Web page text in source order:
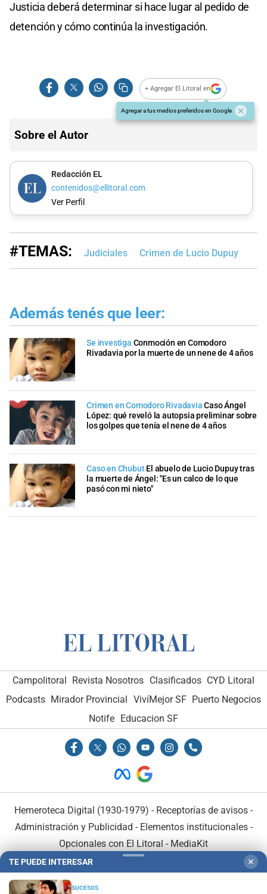
Justicia deberá determinar si hace lugar al pedido de
detención y cómo continúa la investigación.
+ Agregar El Litoral en
Agregar a tus medios preferidos en Google
Sobre el Autor
Redacción EL
contenidos@ellitoral.com
Ver Perfil
#TEMAS: Judiciales Crimen de Lucio Dupuy
Además tenés que leer:
Se investiga Conmoción en Comodoro
Rivadavia por la muerte de un nene de 4 años
Crimen en Comodoro Rivadavia Caso Ángel
López: qué reveló la autopsia preliminar sobre
los golpes que tenía el nene de 4 años
Caso en Chubut El abuelo de Lucio Dupuy tras
la muerte de Ángel: "Es un calco de lo que
pasó con mi nieto"
Campolitoral Revista Nosotros Clasificados CYD Litoral
Podcasts Mirador Provincial VivíMejor SF Puerto Negocios
Notife Educacion SF
Hemeroteca Digital (1930-1979) - Receptorías de avisos -
Administración y Publicidad - Elementos institucionales-
Opcionales con El Litoral - MediaKit
TE PUEDE INTERESAR ✕
SUCESOS